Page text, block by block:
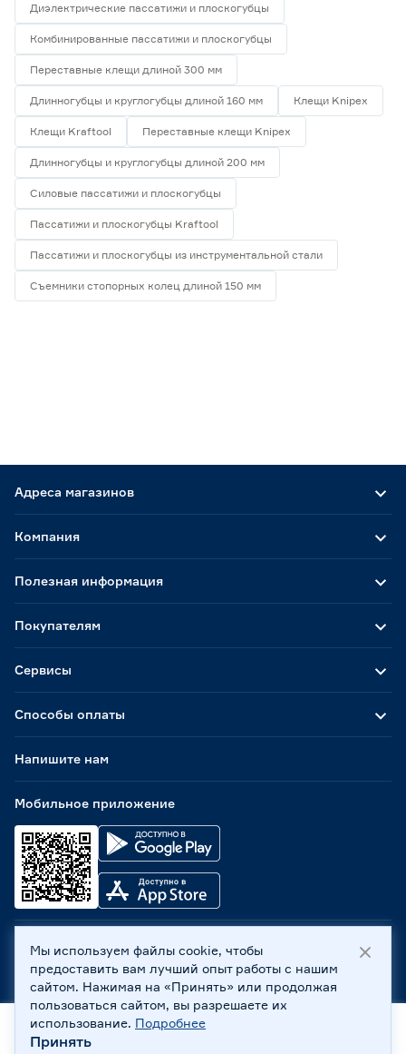
Диэлектрические пассатижи и плоскогубцы
Комбинированные пассатижи и плоскогубцы
Переставные клещи длиной 300 мм
Длинногубцы и круглогубцы длиной 160 мм Клещи Knipex
Клещи Kraftool Переставные клещи Knipex
Длинногубцы и круглогубцы длиной 200 мм
Силовые пассатижи и плоскогубцы
Пассатижи и плоскогубцы Kraftool
Пассатижи и плоскогубцы из инструментальной стали
Съемники стопорных колец длиной 150 мм
Адреса магазинов
Способы оплаты
Мобильное приложение
Компания
Полезная информация
Покупателям
Сервисы
Напишите нам
ООО «Бауцентр Рус» 2004 -2026, 236029, г. Калининград,
ул. А.Невского, 205. ИНН 7702596813, КПП 390601001 ©
Все права защищены
Политика обработки персональных данных
Правовая информация
Охрана труда
Главная
Мы используем файлы cookie, чтобы
предоставить вам лучший опыт работы с нашим
сайтом. Нажимая на «Принять» или продолжая
пользоваться сайтом, вы разрешаете их
использование. Подробнее
Принять